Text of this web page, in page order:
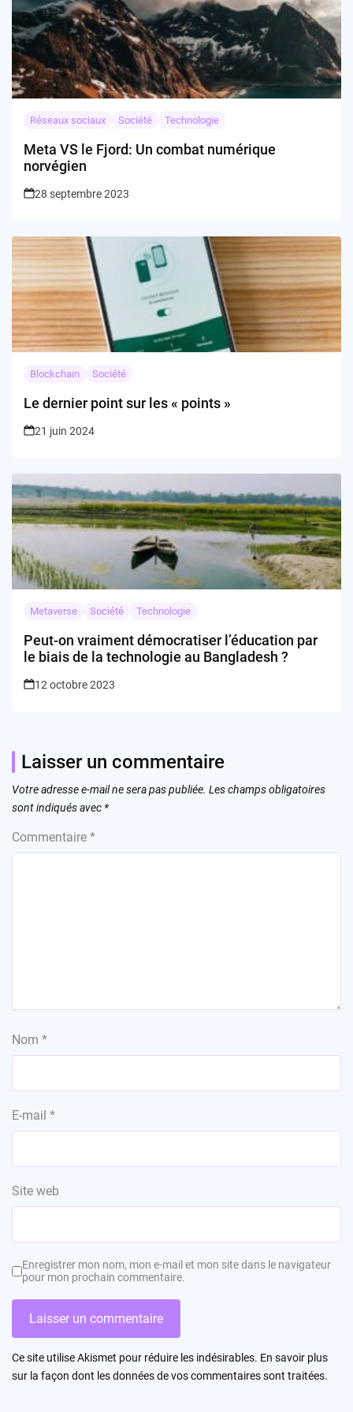
Réseaux sociaux Société Technologie
Meta VS le Fjord: Un combat numérique
norvégien
28 septembre 2023
Blockchain Société
Le dernier point sur les « points »
21 juin 2024
Metaverse Société Technologie
Peut-on vraiment démocratiser l’éducation par
le biais de la technologie au Bangladesh ?
12 octobre 2023
Laisser un commentaire
Votre adresse e-mail ne sera pas publiée. Les champs obligatoires
sont indiqués avec *
Commentaire *
Nom *
E-mail *
Site web
Enregistrer mon nom, mon e-mail et mon site dans le navigateur
pour mon prochain commentaire.
Ce site utilise Akismet pour réduire les indésirables. En savoir plus
sur la façon dont les données de vos commentaires sont traitées.